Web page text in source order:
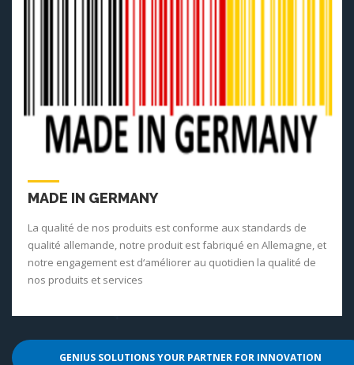
MADE IN GERMANY
La qualité de nos produits est conforme aux standards de
qualité allemande, notre produit est fabriqué en Allemagne, et
notre engagement est d‘améliorer au quotidien la qualité de
nos produits et services
GENIUS SOLUTIONS YOUR PARTNER FOR INNOVATION